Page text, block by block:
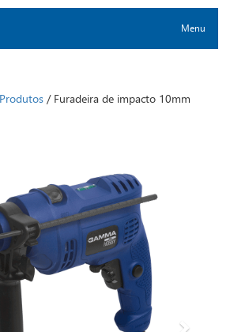
Menu
Produtos / Furadeira de impacto 10mm